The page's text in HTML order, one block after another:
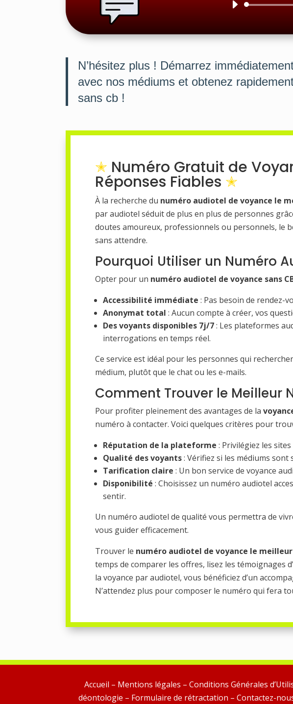
N’hésitez plus ! Démarrez
avec nos médiums et obtenez
sans cb !
Numéro Gratuit de
Réponses Fiables
À la recherche du numéro audiotel de voyance le
par audiotel séduit de plus en plus de personnes
doutes amoureux, professionnels ou personnels, le
sans attendre.
Pourquoi Utiliser un Numéro
Opter pour un numéro audiotel de voyance sans
Accessibilité immédiate : Pas besoin de rendez-
Anonymat total : Aucun compte à créer, vos
Des voyants disponibles 7j/7: Les plateformes
interrogations en temps réel.
Ce service est idéal pour les personnes qui
médium, plutôt que le chat ou les e-mails.
Comment Trouver le Meilleur
Pour profiter pleinement des avantages de la
numéro à contacter. Voici quelques critères pour
Réputation de la plateforme : Privilégiez les
Qualité des voyants: Vérifiez si les médiums
Tarification claire : Un bon service de voyance
Disponibilité : Choisissez un numéro audiotel
sentir.
Un numéro audiotel de qualité vous permettra de
vous guider efficacement.
Trouver le numéro audiotel de voyance le meilleur
temps de comparer les offres, lisez les témoignages
la voyance par audiotel, vous bénéficiez d’un
N’attendez plus pour composer le numéro qui fera
Accueil – Mentions légales – Conditions Générales
déontologie – Formulaire de rétractation – Contactez-